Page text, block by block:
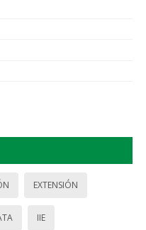
EXTENSIÓN
IIE